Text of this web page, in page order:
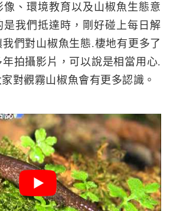
像、環境教育以及山椒魚生態意
是我們抵達時，剛好碰上每日解
們對山椒魚生態.棲地有更多了
拍攝影片，可以說是相當用心.
對觀霧山椒魚會有更多認識。